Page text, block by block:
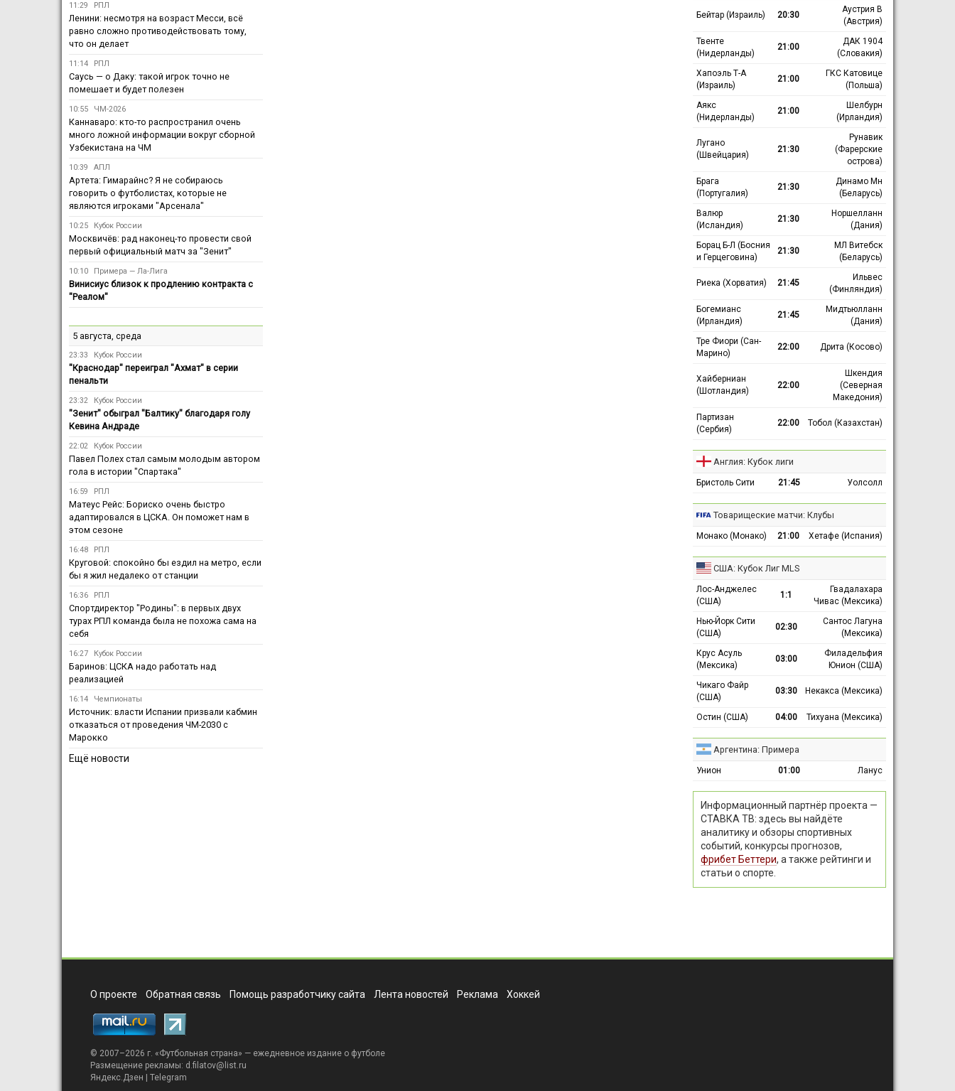
11:29 РПЛ
Ленини: несмотря на возраст Месси, всё
равно сложно противодействовать тому,
что он делает
11:14 РПЛ
Саусь — о Даку: такой игрок точно не
помешает и будет полезен
10:55 ЧМ-2026
Каннаваро: кто-то распространил очень
много ложной информации вокруг сборной
Узбекистана на ЧМ
10:39 АПЛ
Артета: Гимарайнс? Я не собираюсь
говорить о футболистах, которые не
являются игроками "Арсенала"
10:25 Кубок России
Москвичёв: рад наконец-то провести свой
первый официальный матч за "Зенит"
10:10 Примера — Ла-Лига
Винисиус близок к продлению контракта с
"Реалом"
5 августа, среда
23:33 Кубок России
"Краснодар" переиграл "Ахмат" в серии
пенальти
23:32 Кубок России
"Зенит" обыграл "Балтику" благодаря голу
Кевина Андраде
22:02 Кубок России
Павел Полех стал самым молодым автором
гола в истории "Спартака"
16:59 РПЛ
Матеус Рейс: Бориско очень быстро
адаптировался в ЦСКА. Он поможет нам в
этом сезоне
16:48 РПЛ
Круговой: спокойно бы ездил на метро, если
бы я жил недалеко от станции
16:36 РПЛ
Спортдиректор "Родины": в первых двух
турах РПЛ команда была не похожа сама на
себя
16:27 Кубок России
Баринов: ЦСКА надо работать над
реализацией
16:14 Чемпионаты
Источник: власти Испании призвали кабмин
отказаться от проведения ЧМ-2030 с
Марокко
Ещё новости
Бейтар (Израиль) 20:30
Аустрия В
(Австрия)
Твенте
(Нидерланды)
21:00
ДАК 1904
(Словакия)
Хапоэль Т-А
(Израиль)
21:00
ГКС Катовице
(Польша)
Аякс
(Нидерланды)
21:00
Шелбурн
(Ирландия)
Лугано
(Швейцария)
21:30
Рунавик
(Фарерские
острова)
Брага
(Португалия)
21:30
Динамо Мн
(Беларусь)
Валюр
(Исландия)
21:30
Норшелланн
(Дания)
Борац Б-Л (Босния
и Герцеговина)
21:30
МЛ Витебск
(Беларусь)
Риека (Хорватия) 21:45
Ильвес
(Финляндия)
Богемианс
(Ирландия)
21:45
Мидтьюлланн
(Дания)
Тре Фиори (Сан-
Марино)
22:00 Дрита (Косово)
Хайберниан
(Шотландия)
22:00
Шкендия
(Северная
Македония)
Партизан
(Сербия)
22:00 Тобол (Казахстан)
Англия: Кубок лиги
Бристоль Сити 21:45 Уолсолл
Товарищеские матчи: Клубы
Монако (Монако) 21:00 Хетафе (Испания)
США: Кубок Лиг MLS
Лос-Анджелес
(США)
1:1
Гвадалахара
Чивас (Мексика)
Нью-Йорк Сити
(США)
02:30
Сантос Лагуна
(Мексика)
Крус Асуль
(Мексика)
03:00
Филадельфия
Юнион (США)
Чикаго Файр
(США)
03:30 Некакса (Мексика)
Остин (США) 04:00 Тихуана (Мексика)
Аргентина: Примера
Унион 01:00 Ланус
Информационный партнёр проекта —
СТАВКА ТВ: здесь вы найдёте
аналитику и обзоры спортивных
событий, конкурсы прогнозов,
фрибет Беттери, а также рейтинги и
статьи о спорте.
О проекте Обратная связь Помощь разработчику сайта Лента новостей Реклама Хоккей
© 2007–2026 г. «Футбольная страна» — ежедневное издание о футболе
Размещение рекламы: d.filatov@list.ru
Яндекс.Дзен | Telegram